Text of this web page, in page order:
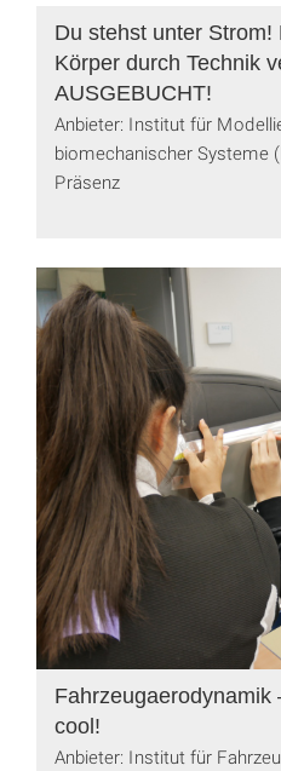
Du stehst unter Strom!
Körper durch Technik
AUSGEBUCHT!
Anbieter: Institut für
biomechanischer Systeme
Präsenz
Fahrzeugaerodynamik
cool!
Anbieter: Institut für